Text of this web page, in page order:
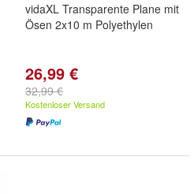
vidaXL Transparente Plane mit
Ösen 2x10 m Polyethylen
26,99 €
32,99 €
Kostenloser Versand